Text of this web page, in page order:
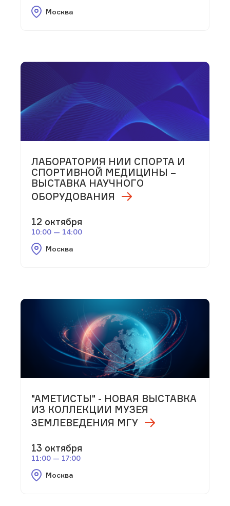
Москва
ЛАБОРАТОРИЯ НИИ СПОРТА И
СПОРТИВНОЙ МЕДИЦИНЫ –
ВЫСТАВКА НАУЧНОГО
ОБОРУДОВАНИЯ
12 октября
10:00 — 14:00
Москва
"АМЕТИСТЫ" - НОВАЯ ВЫСТАВКА
ИЗ КОЛЛЕКЦИИ МУЗЕЯ
ЗЕМЛЕВЕДЕНИЯ МГУ
13 октября
11:00 — 17:00
Москва